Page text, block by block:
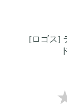
[ロゴス]